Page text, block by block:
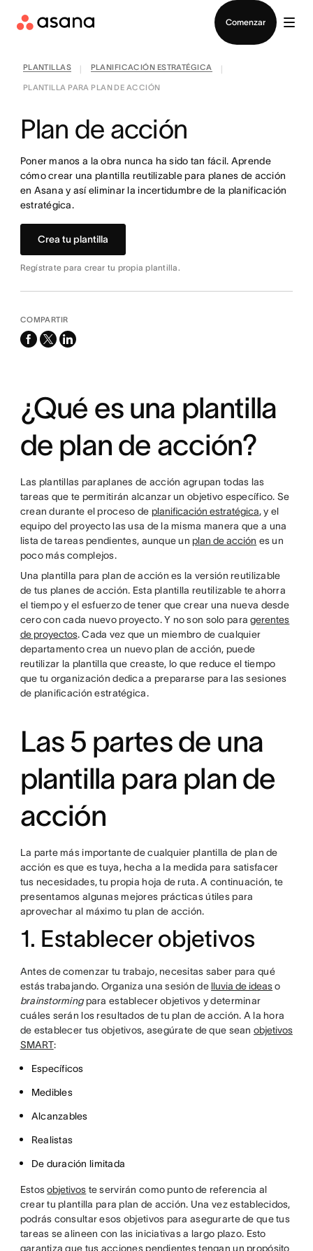
Comenzar
PLANTILLAS PLANIFICACIÓN ESTRATÉGICA
PLANTILLA PARA PLAN DE ACCIÓN
Plan de acción
Poner manos a la obra nunca ha sido tan fácil. Aprende
cómo crear una plantilla reutilizable para planes de acción
en Asana y así eliminar la incertidumbre de la planificación
estratégica.
Crea tu plantilla
Regístrate para crear tu propia plantilla.
COMPARTIR
facebook
x-
linkedin
¿Qué es una plantilla
de plan de acción?
Las plantillas paraplanes de acción agrupan todas las
tareas que te permitirán alcanzar un objetivo específico. Se
crean durante el proceso de planificación estratégica, y el
equipo del proyecto las usa de la misma manera que a una
lista de tareas pendientes, aunque un plan de acción es un
poco más complejos.
Una plantilla para plan de acción es la versión reutilizable
de tus planes de acción. Esta plantilla reutilizable te ahorra
el tiempo y el esfuerzo de tener que crear una nueva desde
cero con cada nuevo proyecto. Y no son solo paragerentes
de proyectos. Cada vez que un miembro de cualquier
departamento crea un nuevo plan de acción, puede
reutilizar la plantilla que creaste, lo que reduce el tiempo
que tu organización dedica a prepararse para las sesiones
de planificación estratégica.
Las 5 partes de una
plantilla para plan de
acción
La parte más importante de cualquier plantilla de plan de
acción es que es tuya, hecha a la medida para satisfacer
tus necesidades, tu propia hoja de ruta. A continuación, te
presentamos algunas mejores prácticas útiles para
aprovechar al máximo tu plan de acción.
1. Establecer objetivos
Antes de comenzar tu trabajo, necesitas saber para qué
estás trabajando. Organiza una sesión de lluvia de ideaso
brainstormingpara establecer objetivos y determinar
cuáles serán los resultados de tu plan de acción. A la hora
de establecer tus objetivos, asegúrate de que sean objetivos
SMART:
Específicos
Medibles
Alcanzables
Realistas
De duración limitada
Estosobjetivos te servirán como punto de referencia al
crear tu plantilla para plan de acción. Una vez establecidos,
podrás consultar esos objetivos para asegurarte de que tus
tareas se alineen con las iniciativas a largo plazo. Esto
garantiza que tus acciones pendientes tengan un propósito